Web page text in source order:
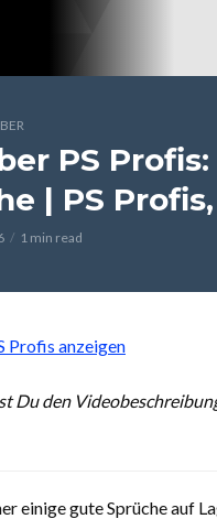
PS Profis:
| PS
1 min read
Profis anzeigen
Du den
einige gute Sprüche auf